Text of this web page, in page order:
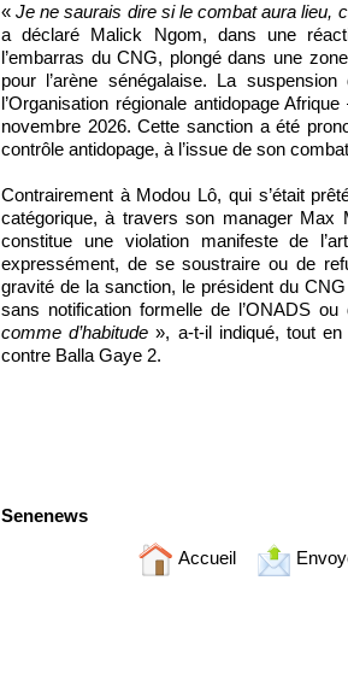
« Je ne saurais dire si le combat aura lieu,
a déclaré Malick Ngom, dans une
l’embarras du CNG, plongé dans une
pour l’arène sénégalaise. La
l’Organisation régionale antidopage
novembre 2026. Cette sanction a été
contrôle antidopage, à l’issue de son
Contrairement à Modou Lô, qui s’était
catégorique, à travers son manager Max
constitue une violation manifeste de
expressément, de se soustraire ou de
gravité de la sanction, le président du
sans notification formelle de l’ONADS ou
comme d’habitude», a-t-il indiqué, tout
contre Balla Gaye 2.
Senenews
Accueil